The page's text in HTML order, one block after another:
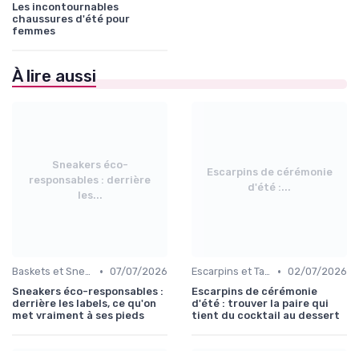
Les incontournables
chaussures d'été pour
femmes
À lire aussi
Sneakers éco-
responsables : derrière
les...
Baskets et Sneakers • 07/07/2026
Sneakers éco-responsables :
derrière les labels, ce qu'on
met vraiment à ses pieds
Escarpins de cérémonie
d'été :...
Escarpins et Talons • 02/07/2026
Escarpins de cérémonie
d'été : trouver la paire qui
tient du cocktail au dessert